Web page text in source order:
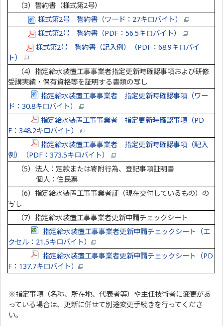
（3）誓約書（様式第2号）
様式第2号 誓約書（ワード：27キロバイト）
様式第2号 誓約書（PDF：56.5キロバイト）
様式第2号 誓約書（記入例）（PDF：68.9キロバイ
ト）
（4）指定給水装置工事事業者指定更新時確認事項および研修
受講実績・保有資格等を証明する書類の写し
指定給水装置工事事業者 指定更新時確認事項（ワー
ド：30.8キロバイト）
指定給水装置工事事業者 指定更新時確認事項（PD
F：348.2キロバイト）
指定給水装置工事事業者 指定更新時確認事項（記入
例）（PDF：373.5キロバイト）
（5）法人：定款または寄附行為、登記事項証明書
個人：住民票
（6）指定給水装置工事事業者証（現在交付しているもの）の
写し
（7）指定給水装置工事事業者更新申請チェックシート
指定給水装置工事事業者更新申請チェックシート（エ
クセル：21.5キロバイト）
指定給水装置工事事業者更新申請チェックシート（PD
F：137.7キロバイト）
※指定事項（名称、所在地、代表者等）や主任技術者に変更があ
っている場合は、更新に併せて別途変更手続きを行ってくださ
い。